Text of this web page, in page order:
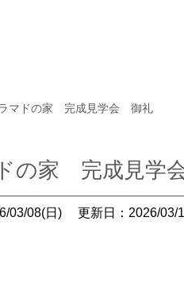
マドの家 完成見学会 御礼
の家 完成見学
03/08(日) 更新日：2026/03/